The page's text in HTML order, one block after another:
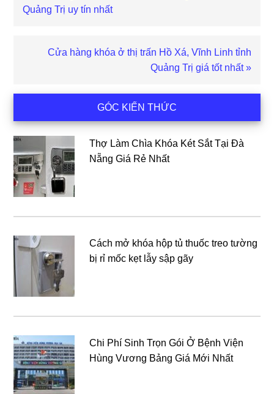
viết
Quảng Trị uy tín nhất
Bài
Cửa hàng khóa ở thị trấn Hồ Xá, Vĩnh Linh tỉnh
Quảng Trị giá tốt nhất »
chính
GÓC KIẾN THỨC
Thợ Làm Chìa Khóa Két Sắt Tại Đà
Nẵng Giá Rẻ Nhất
Cách mở khóa hộp tủ thuốc treo tường
bị rỉ mốc kẹt lẫy sập gãy
Chi Phí Sinh Trọn Gói Ở Bệnh Viện
Hùng Vương Bảng Giá Mới Nhất